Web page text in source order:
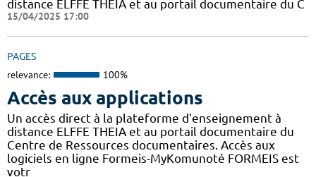
distance ELFFE THEIA et au portail documentaire du C
15/04/2025 17:00
PAGES
relevance: 100%
Accès aux applications
Un accès direct à la plateforme d'enseignement à
distance ELFFE THEIA et au portail documentaire du
Centre de Ressources documentaires. Accès aux
logiciels en ligne Formeis-MyKomunoté FORMEIS est
votr